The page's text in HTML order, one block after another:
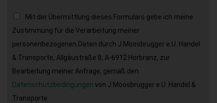
Mit der Übermittlung dieses Formulars gebe ich meine
Zustimmung für die Verarbeitung meiner
personenbezogenen Daten durch J.Moosbrugger e.U. Handel
& Transporte, Allgäustraße 8, A-6912 Hörbranz, zur
Bearbeitung meiner Anfrage, gemäß den
Datenschutzbedingungen von J.Moosbrugger e.U. Handel &
Transporte.